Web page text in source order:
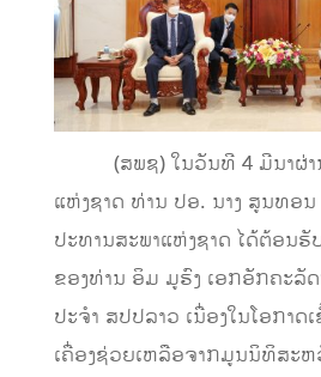
(ສພຊ) ໃນວັນທີ 4 ມີນາຜ່ານ
ແຫ່ງຊາດ ທ່ານ ປອ. ນາງ ສູນທອ
ປະທານສະພາແຫ່ງຊາດ ໄດ້ຕ້ອນຮັ
ຂອງທ່ານ ອິມ ມູຮົງ ເອກອັກຄະລັ
ປະຈໍາ ສປປລາວ ເນື່ອງໃນໂອກາ
ເຄື່ອງຊ່ວຍເຫລືອຈາກມູນນິທິສະ